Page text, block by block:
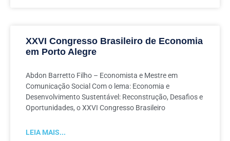
XXVI Congresso Brasileiro de Economia
em Porto Alegre
Abdon Barretto Filho – Economista e Mestre em
Comunicação Social Com o lema: Economia e
Desenvolvimento Sustentável: Reconstrução, Desafios e
Oportunidades, o XXVI Congresso Brasileiro
LEIA MAIS...